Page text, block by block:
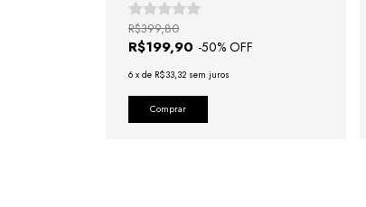
R$199,90 -50% OFF
R$399,80
6 x de R$33,32 sem juros
Comprar